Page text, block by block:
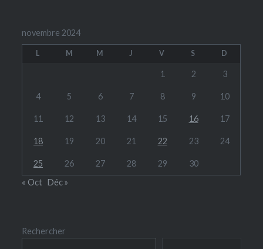
novembre 2024
L M M J V S D
1 2 3
4 5 6 7 8 9 10
11 12 13 14 15 16 17
18 19 20 21 22 23 24
25 26 27 28 29
30
« Oct Déc »
Rechercher